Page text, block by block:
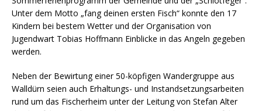
Unter dem Motto „fang deinen ersten Fisch“ konnte den 17
Kindern bei bestem Wetter und der Organisation von
Jugendwart Tobias Hoffmann Einblicke in das Angeln gegeben
werden.
Neben der Bewirtung einer 50-köpfigen Wandergruppe aus
Walldürn seien auch Erhaltungs- und Instandsetzungsarbeiten
rund um das Fischerheim unter der Leitung von Stefan Alter